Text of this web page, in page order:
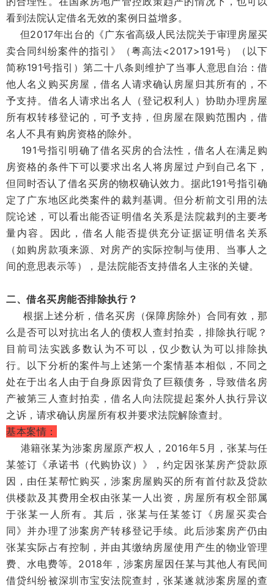
看到法院认定借名无效的案例日益增多。
但2017年出台的《广东省高级人民法院关于审理房屋买
卖合同纠纷案件的指引》（粤高法<2017>191号）（以下
简称191号指引）第二十八条则维护了当事人意思自治：借
他人名义购买房屋，借名人请求确认房屋归其所有的，不
予支持。借名人请求出名人（登记权利人）协助办理房屋
所有权转移登记的，可予支持，但房屋在限购范围内，借
名人不具有购房资格的除外。
191号指引明确了借名买房的合法性，借名人在满足购
房资格的条件下可以要求出名人将房屋过户到自己名下，
但同时否认了借名买房的物权确认效力。据此191号指引确
定了广东地区此类案件的裁判基调。但分析前文引用的法
院论述，可以看出能否证明借名关系是法院裁判的主要考
量内容。因此，借名人能否提供充分证据证明借名关系
（如购房款项来源、对房产的实际控制与使用、当事人之
间的意思表示等），是法院能否支持借名人主张的关键。
二、借名买房能否排除执行？
根据上述分析，借名买房（保障房除外）合同有效，那
么是否可以对抗出名人的债权人查封拍卖，排除执行呢？
目前司法实践多数认为不可以，仅少数认为可以排除执
行。以下分析的案件与上述第一个案情基本相似，不同之
处在于出名人由于自身原因背负了巨额债务，导致借名房
产被第三人查封拍卖，借名人向法院提起案外人执行异议
之诉，请求确认房屋所有权并要求法院解除查封。
基本案情：
港籍张某为涉案房屋原产权人，2016年5月，张某与任
某签订《承诺书（代购协议）》，约定因张某房产贷款原
因，由任某帮忙购买，涉案房屋购买的所有首付款及贷款
供楼款及其费用全权由张某一人出资，房屋所有权全部属
于张某一人所有。其后，张某与任某签订《房屋买卖合
同》并办理了涉案房产转移登记手续。此后涉案房产仍由
张某实际占有控制，并由其缴纳房屋使用产生的物业管理
费、水电费等。2018年，涉案房屋因任某与其他人有民间
借贷纠纷被深圳市宝安法院查封，张某遂就涉案房屋的查